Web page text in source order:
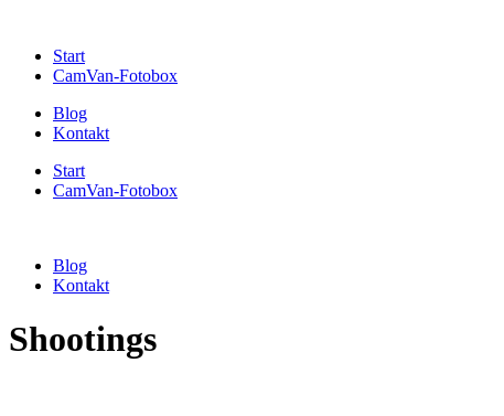
Start
CamVan-Fotobox
Blog
Kontakt
Start
CamVan-Fotobox
Blog
Kontakt
Shootings